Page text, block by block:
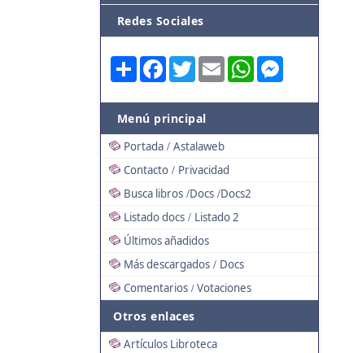
Redes Sociales
Share FacebookTwitterEmail WhatsApp
Menú principal
Portada / Astalaweb
Contacto / Privacidad
Busca libros /Docs /Docs2
Listado docs / Listado 2
Últimos añadidos
Más descargados / Docs
Comentarios / Votaciones
Otros enlaces
Artículos Libroteca